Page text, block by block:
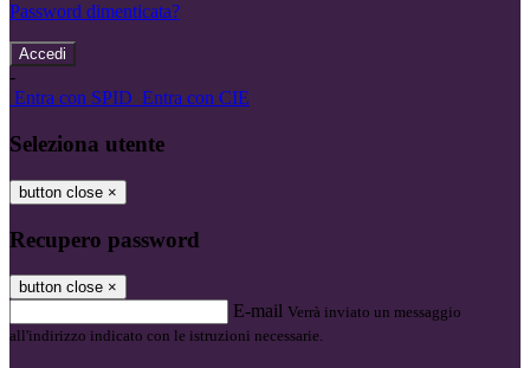
Password dimenticata?
-
Entra con SPID Entra con CIE
Seleziona utente
button close ×
Recupero password
button close ×
E-mail Verrà inviato un messaggio
all'indirizzo indicato con le istruzioni necessarie.